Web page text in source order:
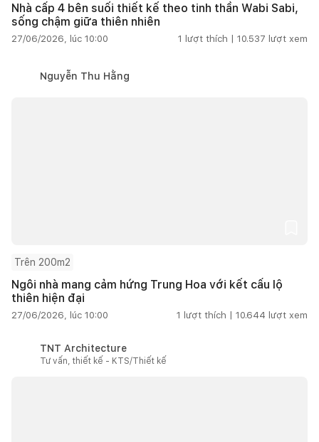
Nhà cấp 4 bên suối thiết kế theo tinh thần Wabi Sabi,
sống chậm giữa thiên nhiên
27/06/2026, lúc 10:00 1 lượt thích | 10.537 lượt xem
Nguyễn Thu Hằng
Trên 200m2
Ngôi nhà mang cảm hứng Trung Hoa với kết cấu lộ
thiên hiện đại
27/06/2026, lúc 10:00 1 lượt thích | 10.644 lượt xem
TNT Architecture
Tư vấn, thiết kế - KTS/Thiết kế